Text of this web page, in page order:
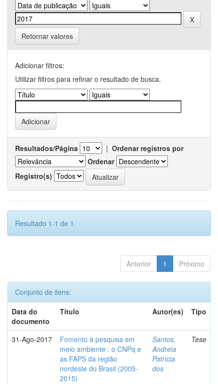
Retornar valores
Adicionar filtros:
Utilizar filtros para refinar o resultado de busca.
Resultados/Página | Ordenar registros por
Ordenar
Registro(s)
Resultado 1-1 de 1.
Anterior 1 Próximo
Conjunto de itens:
Data do
documento
Título Autor(es) Tipo
31-Ago-2017
Fomento à pesquisa em
meio ambiente : o CNPq e
as FAPS da região
nordeste do Brasil (2005-
2015)
Santos,
Andreia
Patrícia
dos
Tese